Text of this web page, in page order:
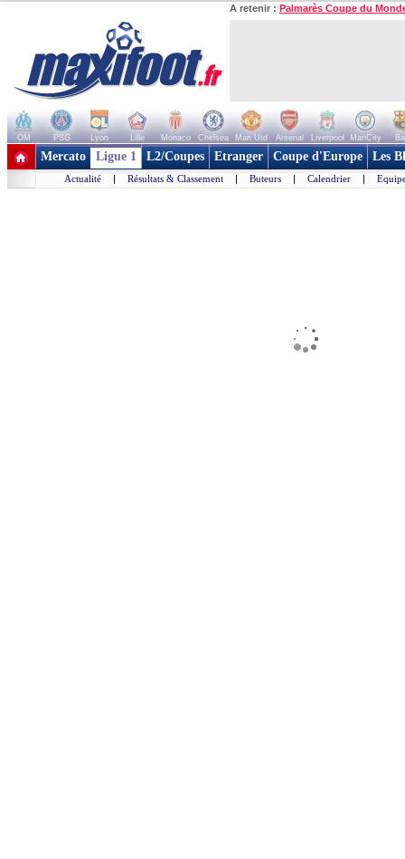
A retenir : Palmarès Coupe du
OM PSG Lyon Lille Monaco Chelsea Man Utd Arsenal Liverpool ManCity
+ de clubs
Mercato Ligue 1 L2/Coupes Etranger Coupe d'Europe Les
Actualité | Résultats & Classement | Buteurs | Calendrier |